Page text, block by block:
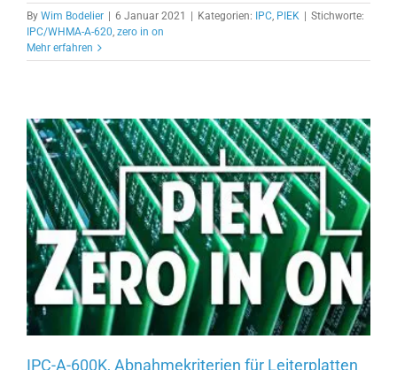
By Wim Bodelier 6 Januar 2021 Kategorien: IPC, PIEK
Stichworte:
IPC/WHMA-A-620, zero in on
Mehr erfahren
IPC-A-600K, Abnahmekriterien für Leiterplatten